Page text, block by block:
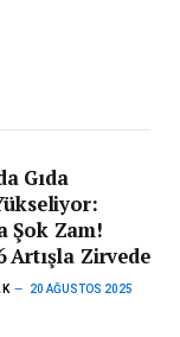
Gıda
Şok Zam!
Artışla Zirvede
20 AĞUSTOS 2025